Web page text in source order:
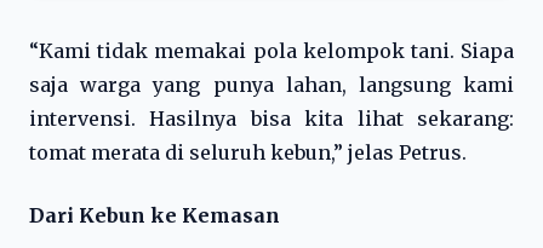
“Kami tidak memakai pola kelompok tani. Siapa
saja warga yang punya lahan, langsung kami
intervensi. Hasilnya bisa kita lihat sekarang:
tomat merata di seluruh kebun,” jelas Petrus.
Dari Kebun ke Kemasan